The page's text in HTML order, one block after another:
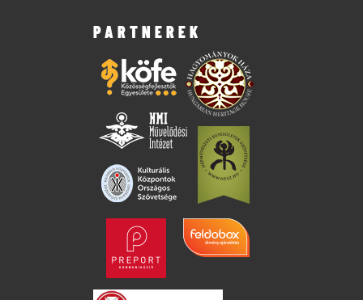
PARTNEREK